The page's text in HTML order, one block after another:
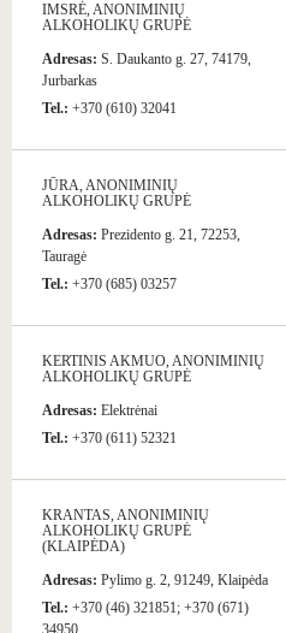
IMSRĖ, ANONIMINIŲ
ALKOHOLIKŲ GRUPĖ
Adresas: S. Daukanto g. 27, 74179,
Jurbarkas
Tel.: +370 (610) 32041
JŪRA, ANONIMINIŲ
ALKOHOLIKŲ GRUPĖ
Adresas: Prezidento g. 21, 72253,
Tauragė
Tel.: +370 (685) 03257
KERTINIS AKMUO, ANONIMINIŲ
ALKOHOLIKŲ GRUPĖ
Adresas: Elektrėnai
Tel.: +370 (611) 52321
KRANTAS, ANONIMINIŲ
ALKOHOLIKŲ GRUPĖ
(KLAIPĖDA)
Adresas: Pylimo g. 2, 91249, Klaipėda
Tel.: +370 (46) 321851; +370 (671)